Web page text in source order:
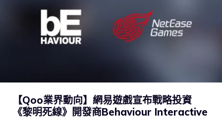
【Qoo業界動向】網易遊戲宣布戰略投資
《黎明死線》開發商Behaviour Interactive